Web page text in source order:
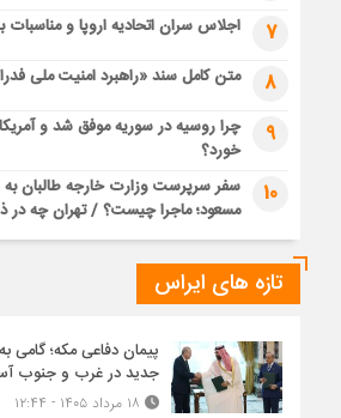
7 اجلاس سران اتحادیه اروپا و مناسبات
8 متن کامل سند «راهبرد امنیت ملی
9
چرا روسیه در سوریه موفق شد و
خورد؟
10
سفر سرپرست وزارت خارجه طالبان به
مسعود؛ ماجرا چیست؟ / تهران چه در
تازه های ایراس
پیمان دفاعی مکه؛ گامی
جدید در غرب و جنوب